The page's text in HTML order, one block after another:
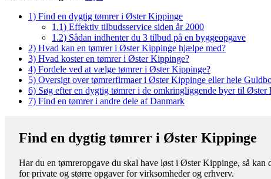
1) Find en dygtig tømrer i Øster Kippinge
1.1) Effektiv tilbudsservice siden år 2000
1.2) Sådan indhenter du 3 tilbud på en byggeopgave
2) Hvad kan en tømrer i Øster Kippinge hjælpe med?
3) Hvad koster en tømrer i Øster Kippinge?
4) Fordele ved at vælge tømrer i Øster Kippinge?
5) Oversigt over tømrerfirmaer i Øster Kippinge eller hele
6) Søg efter en dygtig tømrer i de omkringliggende byer til Øster
7) Find en tømrer i andre dele af Danmark
Find en dygtig tømrer i Øster Kippinge
Har du en tømreropgave du skal have løst i Øster Kippinge, så
for private og større opgaver for virksomheder og erhverv.